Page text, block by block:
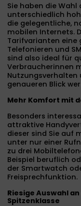
Sie haben die
unterschiedlich
die gelegentliche,
mobilen Internets.
Tarifvarianten eine
Telefonieren und
sind also ideal für
Verbraucherinnen
Nutzungsverhalten
genaueren Blick
Mehr Komfort mit
Besonders
attraktive
dieser sind Sie auf
unter nur einer
zu drei
Beispiel beruflich
der Smartwatch
Freisprechfunktion.
Riesige Auswahl
Spitzenklasse